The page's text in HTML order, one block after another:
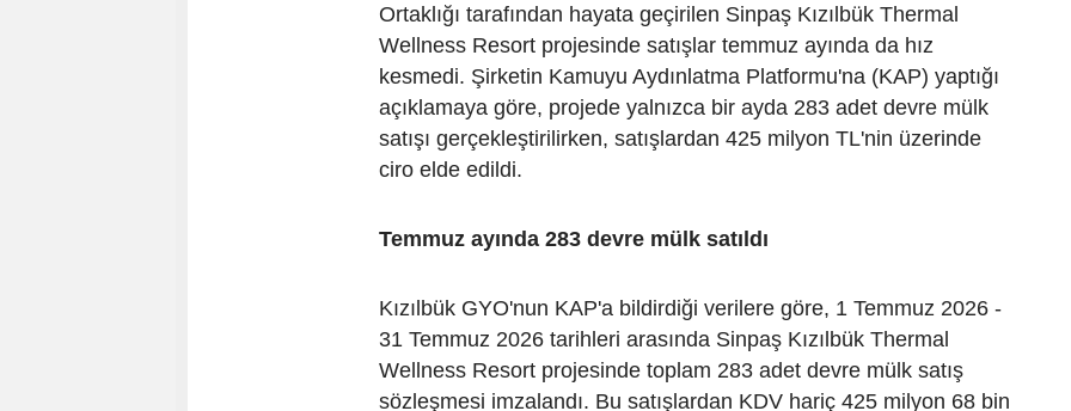
Ortaklığı tarafından hayata geçirilen Sinpaş Kızılbük Thermal
Wellness Resort projesinde satışlar temmuz ayında da hız
kesmedi. Şirketin Kamuyu Aydınlatma Platformu'na (KAP) yaptığı
açıklamaya göre, projede yalnızca bir ayda 283 adet devre mülk
satışı gerçekleştirilirken, satışlardan 425 milyon TL'nin üzerinde
ciro elde edildi.
Temmuz ayında 283 devre mülk satıldı
Kızılbük GYO'nun KAP'a bildirdiği verilere göre, 1 Temmuz 2026 -
31 Temmuz 2026 tarihleri arasında Sinpaş Kızılbük Thermal
Wellness Resort projesinde toplam 283 adet devre mülk satış
sözleşmesi imzalandı. Bu satışlardan KDV hariç 425 milyon 68 bin